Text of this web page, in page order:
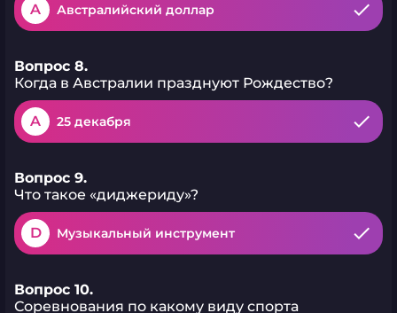
A Австралийский доллар
Вопрос 8.
Когда в Австралии празднуют Рождество?
A 25 декабря
Вопрос 9.
Что такое «диджериду»?
D Музыкальный инструмент
Вопрос 10.
Соревнования по какому виду спорта